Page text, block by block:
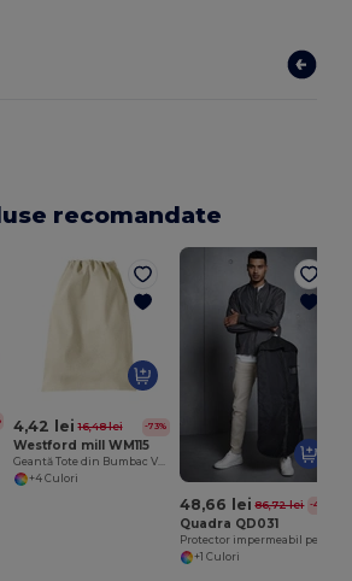
recomandate
4,42 lei 16,48 lei -73%
Westford mill WM115
+4 Culori
48,66 lei 86,72 lei -44%
Quadra QD031
+1 Culori